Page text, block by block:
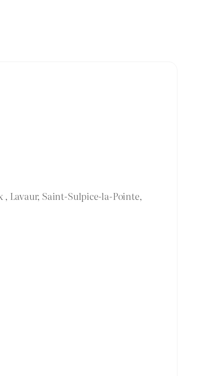
Lavaur, Saint-Sulpice-la-Pointe,